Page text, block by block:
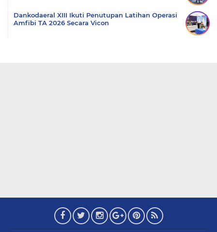
Dankodaeral XIII Ikuti Penutupan Latihan Operasi
Amfibi TA 2026 Secara Vicon